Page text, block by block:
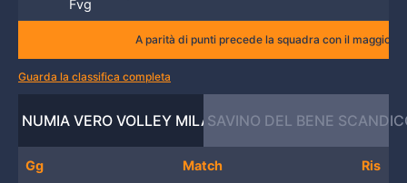
Fvg
A parità di punti precede la squadra con il maggior
Guarda la classifica completa
NUMIA VERO VOLLEY MILANOSAVINO DEL BENE
Gg Match Ris